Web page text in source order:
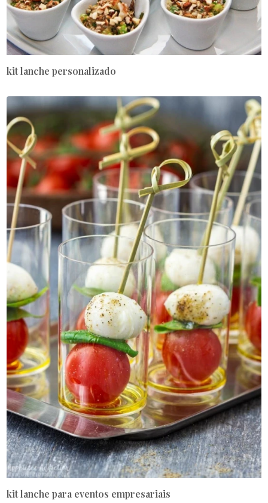
kit lanche personalizado
kit lanche para eventos empresariais